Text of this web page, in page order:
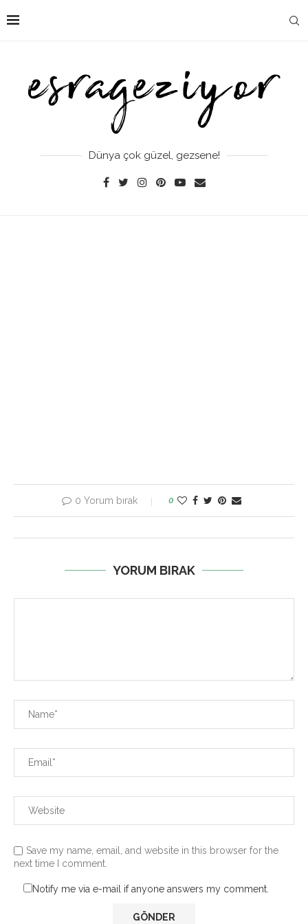
Dünya çok güzel, gezsene!
0 Yorum bırak 0
YORUM BIRAK
Save my name, email, and website in this browser for the
next time I comment.
Notify me via e-mail if anyone answers my comment.